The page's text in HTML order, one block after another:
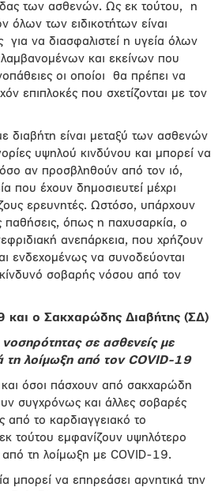
των ασθενών. Ως εκ τούτου,
η
όλων των ειδικοτήτων είναι
για να διασφαλιστεί η υγεία όλων
και εκείνων που
οι οποίοι
θα πρέπει να
επιπλοκές που σχετίζονται με τον
διαβήτη είναι μεταξύ των ασθενών
υψηλού κινδύνου και μπορεί να
αν προσβληθούν από τον ιό,
που έχουν δημοσιευτεί μέχρι
ερευνητές. Ωστόσο, υπάρχουν
παθήσεις, όπως η παχυσαρκία, ο
ανεπάρκεια, που χρήζουν
ενδεχομένως να συνοδεύονται
σοβαρής νόσου από τον
και ο Σακχαρώδης Διαβήτης (ΣΔ)
σε ασθενείς με
τη λοίμωξη από τον COVID-19
και όσοι πάσχουν από σακχαρώδη
συγχρόνως και άλλες σοβαρές
από το καρδιαγγειακό το
τούτου εμφανίζουν υψηλότερο
από τη λοίμωξη με COVID-19.
μπορεί να επηρεάσει αρνητικά την